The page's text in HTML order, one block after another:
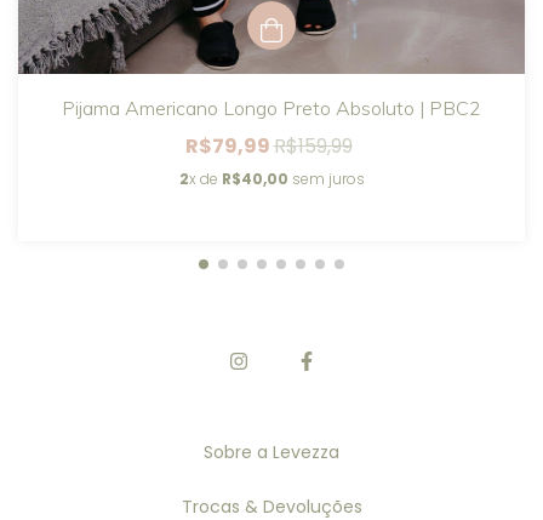
Pijama Americano Longo Preto Absoluto | PBC2
R$79,99R$159,99
2x de R$40,00 sem juros
Sobre a Levezza
Trocas & Devoluções